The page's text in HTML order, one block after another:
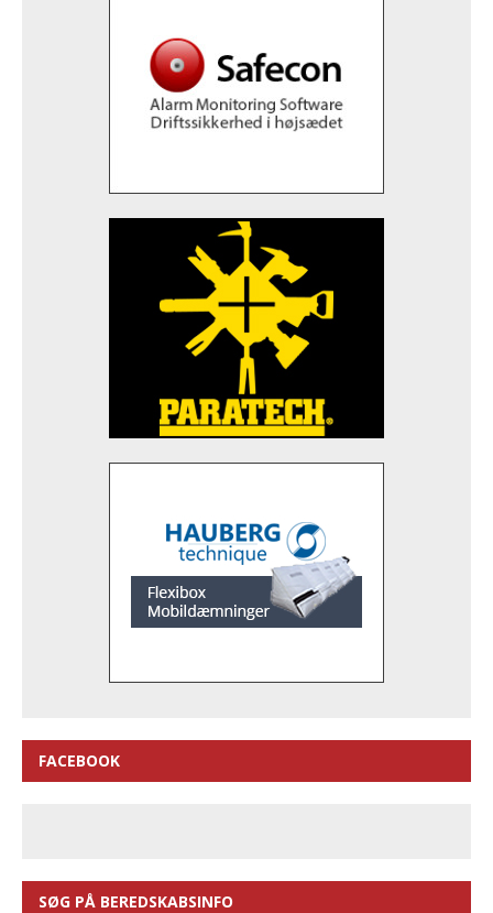
FACEBOOK
SØG PÅ BEREDSKABSINFO